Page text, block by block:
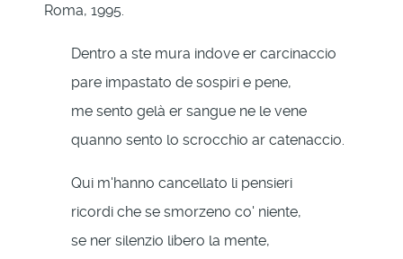
Roma, 1995.
Dentro a ste mura indove er carcinaccio
pare impastato de sospiri e pene,
me sento gelà er sangue ne le vene
quanno sento lo scrocchio ar catenaccio.
Qui m'hanno cancellato li pensieri
ricordi che se smorzeno co' niente,
se ner silenzio libero la mente,